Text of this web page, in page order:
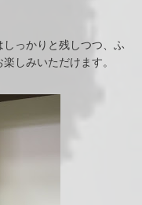
しっかりと残しつつ、ふ
しみいただけます。